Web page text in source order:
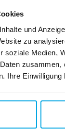
und
zu
soziale Medien,
Ihre
IN DEN
IN DEN